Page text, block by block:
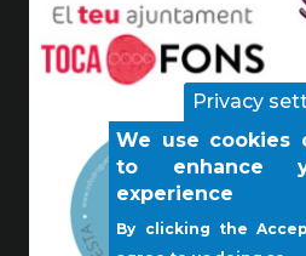
Privacy
We use cookies
to enhance
experience
By clicking the